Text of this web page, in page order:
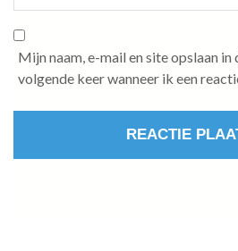
Mijn naam, e-mail en site opslaan
volgende keer wanneer ik een